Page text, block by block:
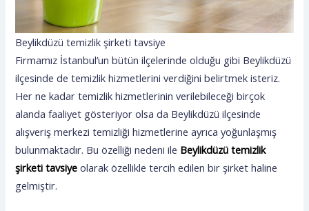
Beylikdüzü temizlik şirketi tavsiye
Firmamız İstanbul’un bütün ilçelerinde olduğu gibi Beylikdüzü
ilçesinde de temizlik hizmetlerini verdiğini belirtmek isteriz.
Her ne kadar temizlik hizmetlerinin verilebileceği birçok
alanda faaliyet gösteriyor olsa da Beylikdüzü ilçesinde
alışveriş merkezi temizliği hizmetlerine ayrıca yoğunlaşmış
bulunmaktadır. Bu özelliği nedeni ile Beylikdüzü temizlik
şirketi tavsiyeolarak özellikle tercih edilen bir şirket haline
gelmiştir.